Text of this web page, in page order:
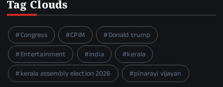
Tag Clouds
Congress CPIM
Donald trump
Entertainment
india
kerala
kerala assembly election 2026
pinarayi vijayan